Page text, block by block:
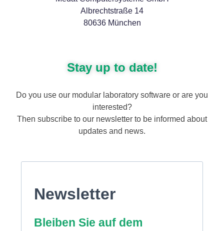
Albrechtstraße 14
80636 München
Stay up to date!
Do you use our modular laboratory software or are you
interested?
Then subscribe to our newsletter to be informed about
updates and news.
Newsletter
Bleiben Sie auf dem